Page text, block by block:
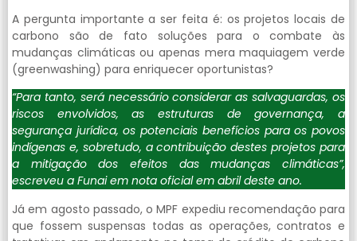
A pergunta importante a ser feita é: os projetos locais de
carbono são de fato soluções para o combate às
mudanças climáticas ou apenas mera maquiagem verde
(greenwashing) para enriquecer oportunistas?
“Para tanto, será necessário considerar as salvaguardas, os
riscos envolvidos, as estruturas de governança, a
segurança jurídica, os potenciais benefícios para os povos
indígenas e, sobretudo, a contribuição destes projetos para
a mitigação dos efeitos das mudanças climáticas”,
escreveu a Funai em nota oficial em abril deste ano.
Já em agosto passado, o MPF expediu recomendação para
que fossem suspensas todas as operações, contratos e